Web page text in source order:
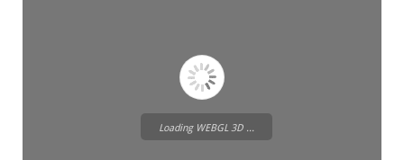
Loading WEBGL 3D ...